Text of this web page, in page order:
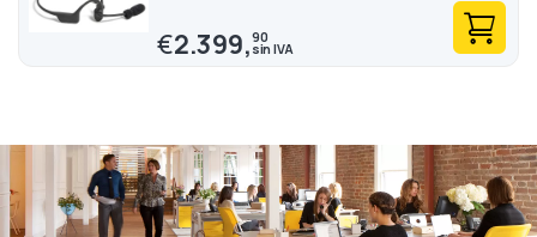
€2.399,90